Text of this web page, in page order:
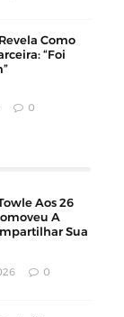
Como
“Foi
0
Aos 26
A
Sua
0